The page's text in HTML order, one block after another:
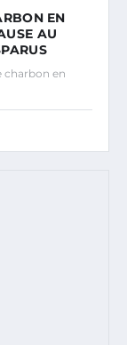
EN
AU
charbon en